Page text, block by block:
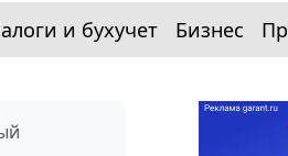
и бухучет Бизнес